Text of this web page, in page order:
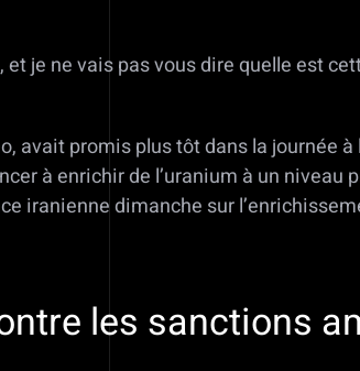
je ne vais pas vous dire quelle est
promis plus tôt dans la journée à
à enrichir de l’uranium à un niveau
iranienne dimanche sur
les sanctions